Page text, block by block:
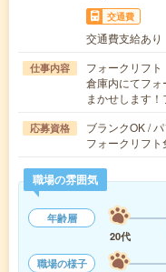
交通費
交通費支給あり
仕事内容
フォークリフト
倉庫内にてフ
まかせします
応募資格
ブランクOK /
フォークリフト
職場の雰囲気
年齢層
20代
職場の様子